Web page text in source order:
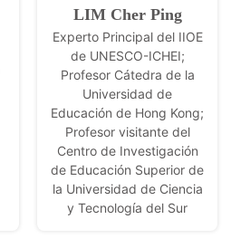
LIM Cher Ping
Experto Principal del IIOE
de UNESCO-ICHEI;
Profesor Cátedra de la
Universidad de
Educación de Hong Kong;
Profesor visitante del
Centro de Investigación
de Educación Superior de
la Universidad de Ciencia
y Tecnología del Sur